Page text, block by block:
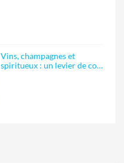
Vins, champagnes et
spiritueux : un levier de co…